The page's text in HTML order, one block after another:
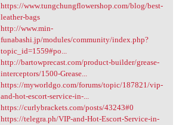
https://www.tungchungflowershop.com/blog/best-
leather-bags
http://www.min-
funabashi.jp/modules/community/index.php?
topic_id=1559#po...
http://bartowprecast.com/product-builder/grease-
interceptors/1500-Grease...
https://myworldgo.com/forums/topic/187821/vip-
and-hot-escort-service-in-...
https://curlybrackets.com/posts/43243#0
https://telegra.ph/VIP-and-Hot-Escort-Service-in-